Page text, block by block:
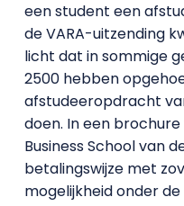
een student een
de VARA-uitzending
licht dat in sommige
2500 hebben
afstudeeropdracht
doen. In een
Business School van
betalingswijze met
mogelijkheid onder